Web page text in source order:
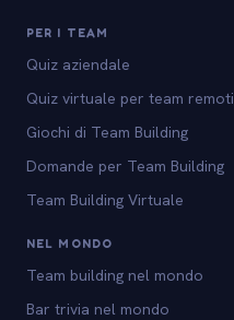
PER I TEAM
Quiz aziendale
Quiz virtuale per team remoti
Giochi di Team Building
Domande per Team Building
Team Building Virtuale
NEL MONDO
Team building nel mondo
Bar trivia nel mondo